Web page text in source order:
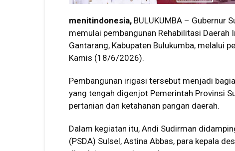
menitindonesia, BULUKUMBA – Gubernur
memulai pembangunan Rehabilitasi
Gantarang, Kabupaten Bulukumba, melalui
Kamis (18/6/2026).
Pembangunan irigasi tersebut menjadi
yang tengah digenjot Pemerintah Provinsi
pertanian dan ketahanan pangan daerah.
Dalam kegiatan itu, Andi Sudirman
(PSDA) Sulsel, Astina Abbas, para kepala